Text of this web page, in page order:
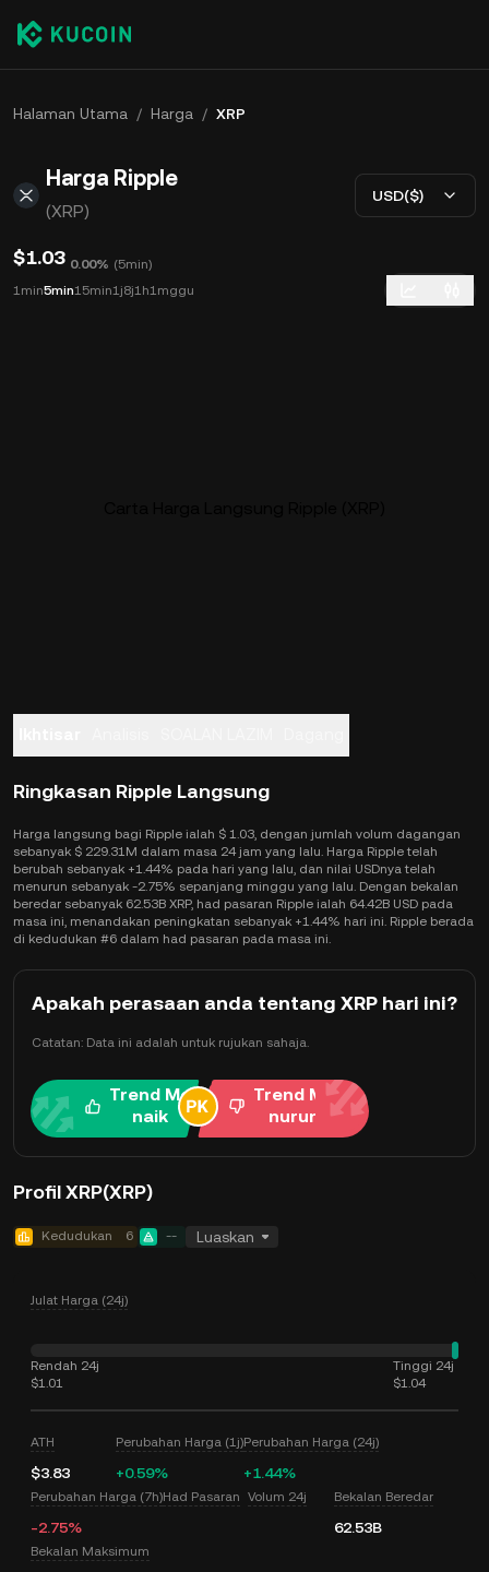
Halaman Utama / Harga / XRP
Harga Ripple
(XRP)
USD($)
$1.03 0.00% (5min)
1min5min15min1j8j1h1mggu
Ringkasan Ripple Langsung
Harga langsung bagi Ripple ialah $ 1.03, dengan jumlah volum dagangan
sebanyak $ 229.31M dalam masa 24 jam yang lalu. Harga Ripple telah
berubah sebanyak +1.44% pada hari yang lalu, dan nilai USDnya telah
menurun sebanyak -2.75% sepanjang minggu yang lalu. Dengan bekalan
beredar sebanyak 62.53B XRP, had pasaran Ripple ialah 64.42B USD pada
masa ini, menandakan peningkatan sebanyak +1.44% hari ini. Ripple berada
di kedudukan #6 dalam had pasaran pada masa ini.
Apakah perasaan anda tentang XRP hari ini?
Catatan: Data ini adalah untuk rujukan sahaja.
Trend Me
naik
Trend Me
nurun
Profil XRP(XRP)
Kedudukan 6 -- Luaskan
Julat Harga (24j)
Rendah 24j
$1.01
Tinggi 24j
$1.04
ATH
$3.83
Perubahan Harga (1j)
+0.59%
Perubahan Harga (24j)
+1.44%
Perubahan Harga (7h)
-2.75%
Had Pasaran Volum 24j Bekalan Beredar
62.53B
Bekalan Maksimum